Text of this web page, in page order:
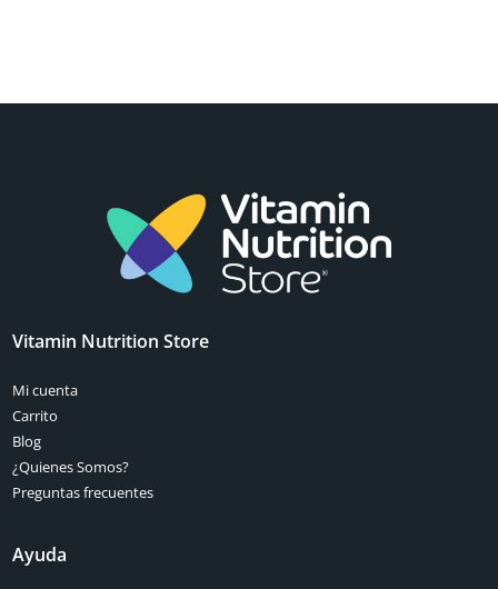
Vitamin Nutrition Store
Mi cuenta
Carrito
Blog
¿Quienes Somos?
Preguntas frecuentes
Ayuda